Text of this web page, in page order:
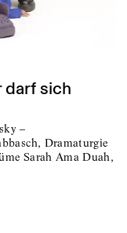
darf sich
–
Dramaturgie
Sarah Ama Duah,